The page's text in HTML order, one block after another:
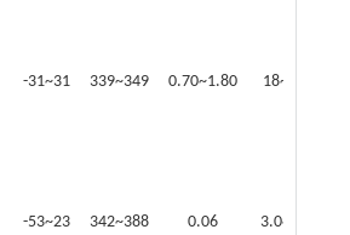
-31~31 339~349 0.70~1.80 18~35.0
-53~23 342~388 0.06 3.0~42.0